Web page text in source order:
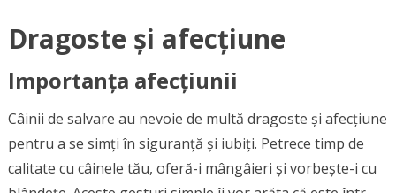
Dragoste și afecțiune
Importanța afecțiunii
Câinii de salvare au nevoie de multă dragoste și afecțiune
pentru a se simți în siguranță și iubiți. Petrece timp de
calitate cu câinele tău, oferă-i mângâieri și vorbește-i cu